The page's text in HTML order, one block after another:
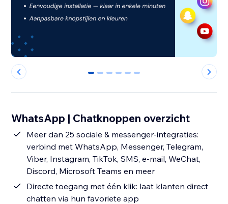
0 1 2 3 4 5
WhatsApp | Chatknoppen overzicht
Meer dan 25 sociale & messenger-integraties:
verbind met WhatsApp, Messenger, Telegram,
Viber, Instagram, TikTok, SMS, e-mail, WeChat,
Discord, Microsoft Teams en meer
Directe toegang met één klik: laat klanten direct
chatten via hun favoriete app